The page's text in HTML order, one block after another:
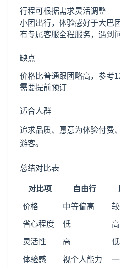
行程可根据需求灵活调整
小团出行，体验感好于大巴团
有专属客服全程服务，遇到
缺点
价格比普通跟团略高，参考
需要提前预订
适合人群
追求品质、愿意为体验付费
游客。
总结对比表
对比项 自由行
价格 中等偏高
省心程度 低 高
灵活性 高 低
体验感 视个人能力